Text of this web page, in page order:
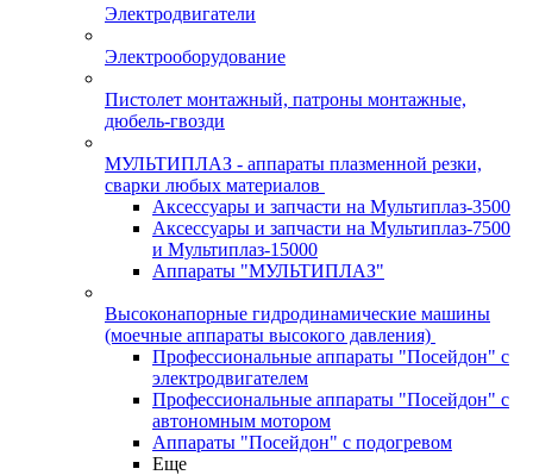
Электродвигатели
Электрооборудование
Пистолет монтажный, патроны монтажные,
дюбель-гвозди
МУЛЬТИПЛАЗ - аппараты плазменной резки,
сварки любых материалов
Аксессуары и запчасти на Мультиплаз-3500
Аксессуары и запчасти на Мультиплаз-7500
и Мультиплаз-15000
Аппараты "МУЛЬТИПЛАЗ"
Высоконапорные гидродинамические машины
(моечные аппараты высокого давления)
Профессиональные аппараты "Посейдон" с
электродвигателем
Профессиональные аппараты "Посейдон" с
автономным мотором
Аппараты "Посейдон" с подогревом
Еще